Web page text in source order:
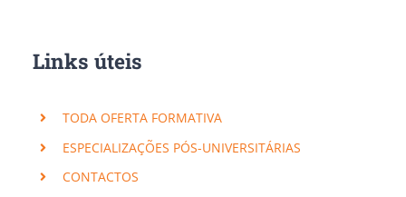
Links úteis
TODA OFERTA FORMATIVA
ESPECIALIZAÇÕES PÓS-UNIVERSITÁRIAS
CONTACTOS